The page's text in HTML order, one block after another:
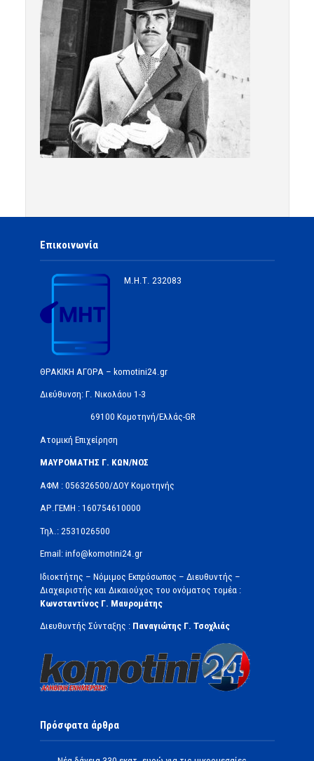
Επικοινωνία
Μ.Η.Τ. 232083
ΘΡΑΚΙΚΗ ΑΓΟΡΑ – komotini24.gr
Διεύθυνση: Γ. Νικολάου 1-3
69100 Κομοτηνή/Ελλάς-GR
Ατομική Επιχείρηση
ΜΑΥΡΟΜΑΤΗΣ Γ. ΚΩΝ/ΝΟΣ
ΑΦΜ : 056326500/ΔOΥ Κομοτηνής
ΑΡ.ΓΕΜΗ : 160754610000
Τηλ.: 2531026500
Email: info@komotini24.gr
Ιδιοκτήτης – Νόμιμος Εκπρόσωπος – Διευθυντής –
Διαχειριστής και Δικαιούχος του ονόματος τομέα :
Κωνσταντίνος Γ. Μαυρομάτης
Διευθυντής Σύνταξης : Παναγιώτης Γ. Τσοχλιάς
Πρόσφατα άρθρα